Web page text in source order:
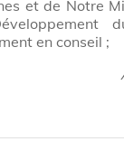
et de Notre
en conseil ;